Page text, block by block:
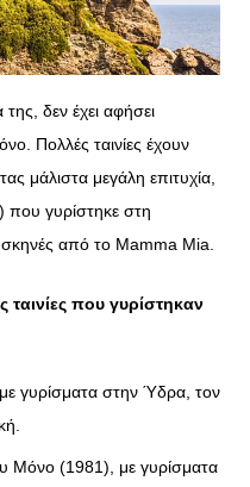
δεν έχει αφήσει
Πολλές ταινίες έχουν
μάλιστα μεγάλη επιτυχία,
που γυρίστηκε στη
σκηνές από το Mamma Mia.
ταινίες που γυρίστηκαν
με γυρίσματα στην Ύδρα, τον
Μόνο (1981), με γυρίσματα